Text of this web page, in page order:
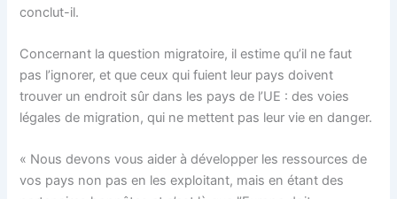
conclut-il.
Concernant la question migratoire, il estime qu’il ne faut
pas l’ignorer, et que ceux qui fuient leur pays doivent
trouver un endroit sûr dans les pays de l’UE : des voies
légales de migration, qui ne mettent pas leur vie en danger.
« Nous devons vous aider à développer les ressources de
vos pays non pas en les exploitant, mais en étant des